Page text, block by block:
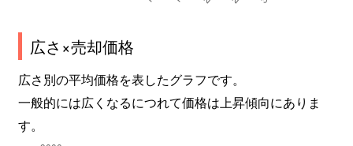
広さ×売却価格
広さ別の平均価格を表したグラフです。
一般的には広くなるにつれて価格は上昇傾向にありま
す。